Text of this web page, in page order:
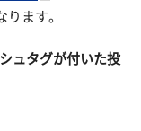
ます。
ュタグが付いた投